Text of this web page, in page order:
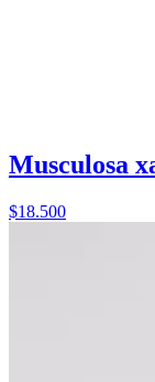
Musculosa
$18.500